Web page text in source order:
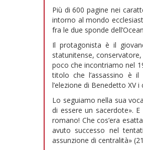
Più di 600 pagine nei
intorno al mondo
fra le due sponde
Il protagonista è il
statunitense,
poco che incontriamo nel
titolo che l’assassino è il
l’elezione di Benedetto XV
Lo seguiamo nella sua
di essere un sacerdote».
romano! Che cos’era
avuto successo nel
assunzione di centralità»